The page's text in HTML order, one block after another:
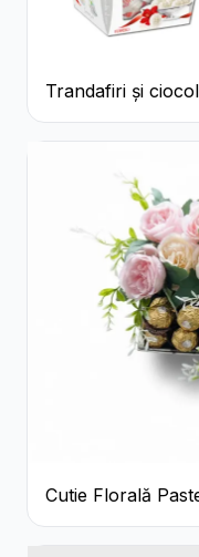
Trandafiri și
Cutie Florală
Raffaello